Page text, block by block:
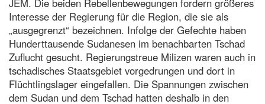
Interesse der Regierung für die Region, die sie als
„ausgegrenzt“ bezeichnen. Infolge der Gefechte haben
Hunderttausende Sudanesen im benachbarten Tschad
Zuflucht gesucht. Regierungstreue Milizen waren auch in
tschadisches Staatsgebiet vorgedrungen und dort in
Flüchtlingslager eingefallen. Die Spannungen zwischen
dem Sudan und dem Tschad hatten deshalb in den